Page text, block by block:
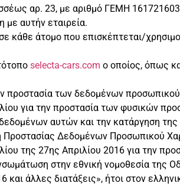
αρ. 23, με αριθμό ΓΕΜΗ
αυτήν εταιρεία.
κάθε άτομο που επισκέπτεται/
selecta-cars.com ο οποίος, όπως
προστασία των δεδομένων
για την προστασία των φυσικών
αυτών και την κατάργηση
Δεδομένων Προσωπικού
της 27ης Απριλίου 2016 για την
στην εθνική νομοθεσία της
και άλλες διατάξεις», ήτοι στον